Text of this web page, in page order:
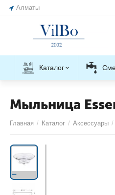
Алматы
Каталог
Мыльница
Главная / Каталог / Аксессуары /